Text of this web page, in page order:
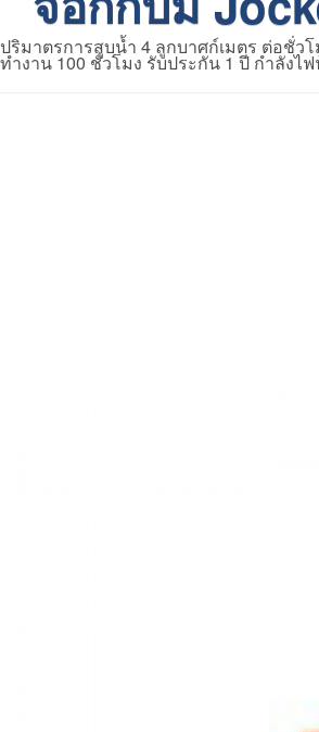
ปริมาตรการสูบน้ำ 4 ลูกบาศก์เมตร ต่อชั่ว
ทำงาน 100 ชั่วโมง รับประกัน 1 ปี กำลัง